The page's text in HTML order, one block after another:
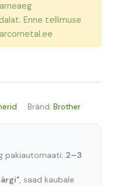
Enne tellimuse
Bränd: Brother
pakiautomaati: 2–3
, saad kaubale